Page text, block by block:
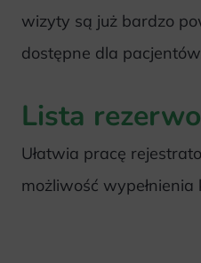
wizyty są już bardzo
dostępne dla
Lista
Ułatwia pracę
możliwość